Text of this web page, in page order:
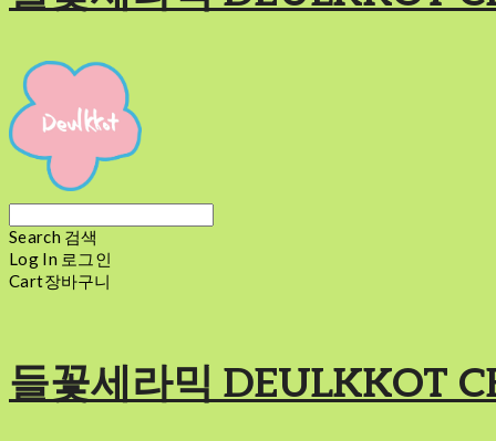
Search 검색
Log In 로그인
Cart장바구니
들꽃세라믹 DEULKKOT